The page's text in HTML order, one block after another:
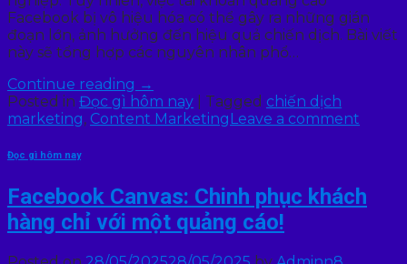
Facebook bị vô hiệu hóa có thể gây ra những gián
đoạn lớn, ảnh hưởng đến hiệu quả chiến dịch. Bài viết
này sẽ tổng hợp các nguyên nhân phổ…
Continue reading →
Posted in Đọc gì hôm nay Tagged chiến dịch
marketing, Content Marketing Leave a comment
Đọc gì hôm nay
Facebook Canvas: Chinh phục khách
hàng chỉ với một quảng cáo!